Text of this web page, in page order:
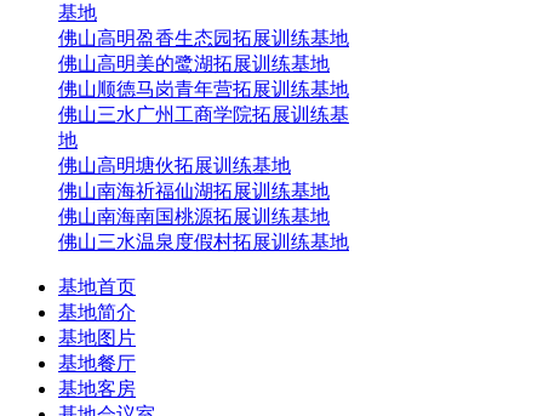
基地
佛山高明盈香生态园拓展训练基地
佛山高明美的鹭湖拓展训练基地
佛山顺德马岗青年营拓展训练基地
佛山三水广州工商学院拓展训练基
地
佛山高明塘伙拓展训练基地
佛山南海祈福仙湖拓展训练基地
佛山南海南国桃源拓展训练基地
佛山三水温泉度假村拓展训练基地
基地首页
基地简介
基地图片
基地餐厅
基地客房